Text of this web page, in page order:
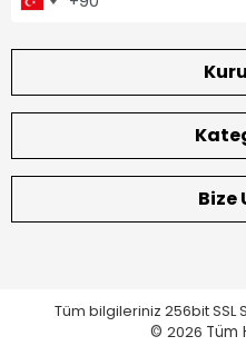
Bize
Tüm bilgileriniz 256bit SSL
© 2026 Tüm